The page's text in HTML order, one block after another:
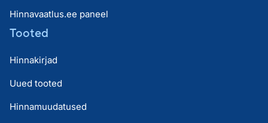
Hinnavaatlus.ee paneel
Tooted
Hinnakirjad
Uued tooted
Hinnamuudatused